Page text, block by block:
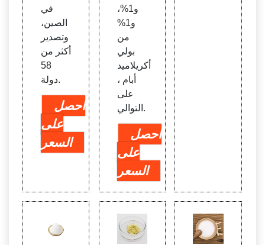
في
الصين،
وتصدير
أكثر من
58
دولة.
احصل
على
السعر
و1%،
و1%
من
بولي
أكريلاميد
أبام ،
على
التوالي.
احصل
على
السعر